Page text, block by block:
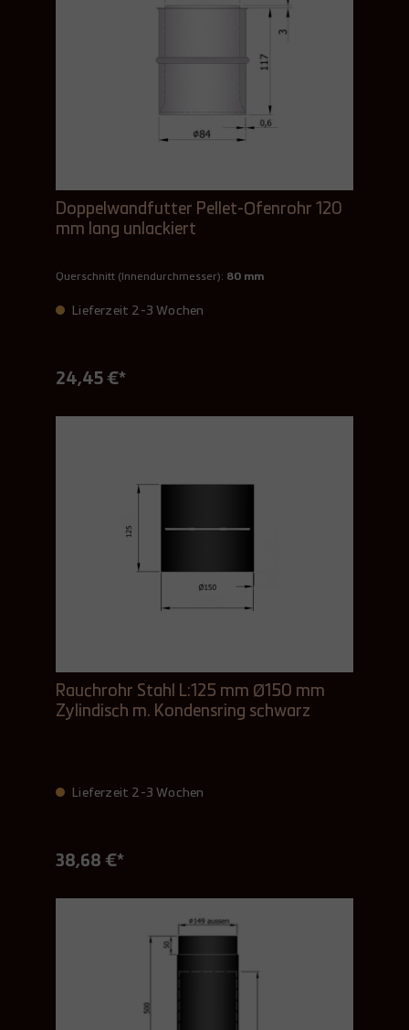
Doppelwandfutter Pellet-Ofenrohr 120
mm lang unlackiert
Querschnitt (Innendurchmesser): 80 mm
Lieferzeit 2-3 Wochen
24,45 €*
Rauchrohr Stahl L:125 mm Ø150 mm
Zylindisch m. Kondensring schwarz
Lieferzeit 2-3 Wochen
38,68 €*